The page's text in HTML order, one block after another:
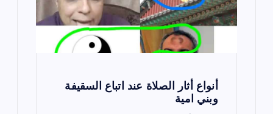
أنواع أثار الصلاة عند اتباع السقيفة
وبني امية